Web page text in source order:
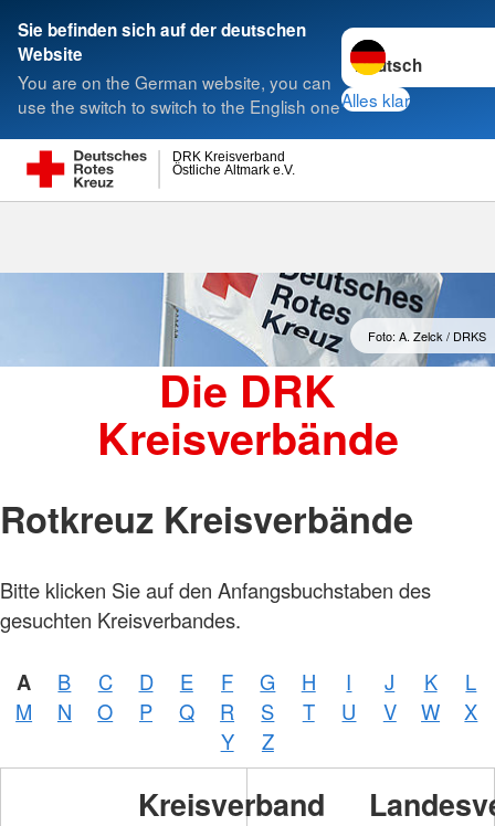
Sie befinden sich auf der deutschen
Website
You are on the German website, you can
use the switch to switch to the English one
Sprache wechseln
Alles klar
Östliche Altmark e.V.
DRK Kreisverband
Suche
Kreisverbände
Foto: A. Zelck / DRKS
Die DRK
Kreisverbände
Rotkreuz Kreisverbände
Bitte klicken Sie auf den Anfangsbuchstaben des
gesuchten Kreisverbandes.
A B C D E F G H I J K
L
M
N O P Q R S T U V W
X
Y
Z
Kreisverband